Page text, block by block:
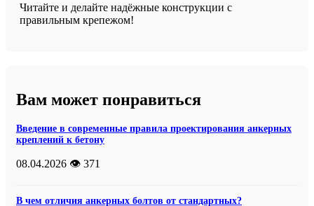
Читайте и делайте надёжные конструкции с
правильным крепежом!
Вам может понравиться
Введение в современные правила проектирования анкерных
креплений к бетону
08.04.2026 👁️ 371
В чем отличия анкерных болтов от стандартных?